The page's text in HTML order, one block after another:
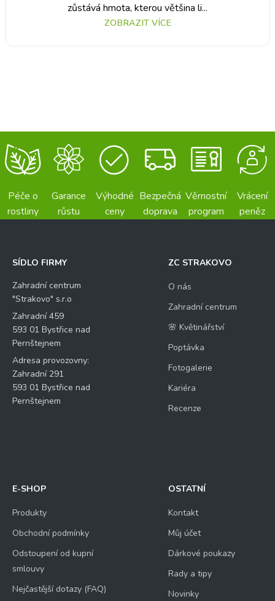
zůstává hmota, kterou většina li...
ZOBRAZIT VÍCE
Péče o
rostliny
Garance
růstu
Výhodné
ceny
Bezpečná
doprava
Věrnostní
program
Vrácení
peněz
SÍDLO FIRMY
Zahradní centrum
"Strakovo" s.r.o
Zahradní 459
593 01 Bystřice nad
Pernštejnem
Adresa provozovny:
Zahradní 291
593 01 Bystřice nad
Pernštejnem
ZC STRAKOVO
O nás
Zahradní centrum
🌸 Květinářství
Poptávka
Fotogalerie
Kariéra
Recenze
E-SHOP
Produkty
Obchodní podmínky
Odstoupení od kupní
smlouvy
Nejčastější dotazy (FAQ)
OSTATNÍ
Kontakt
Můj účet
Dárkové poukazy
Rady a tipy
Novinky